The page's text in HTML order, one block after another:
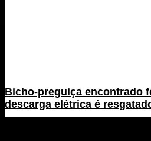
Bicho-preguiça encontrado
descarga elétrica é